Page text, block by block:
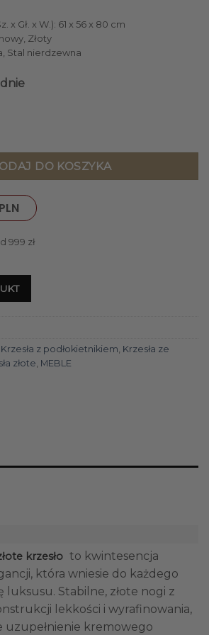
x Gł. x W.): 61 x 56 x 80 cm
Złoty
Stal nierdzewna
złotych nogach, kremowe siedzisko i
DO KOSZYKA
PLN
999 zł
Krzesła z podłokietnikiem Krzesła ze
złote MEBLE
krzesło to kwintesencja
która wniesie do każdego
Stabilne, złote nogi z
lekkości i wyrafinowania,
uzupełnienie kremowego